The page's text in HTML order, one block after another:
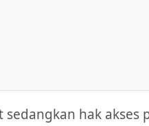
hak akses